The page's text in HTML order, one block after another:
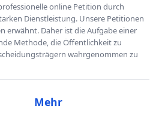
online Petition durch
Dienstleistung. Unsere Petitionen
erwähnt. Daher ist die Aufgabe einer
Methode, die Öffentlichkeit zu
wahrgenommen zu
Mehr